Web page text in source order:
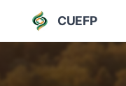
CUEFP